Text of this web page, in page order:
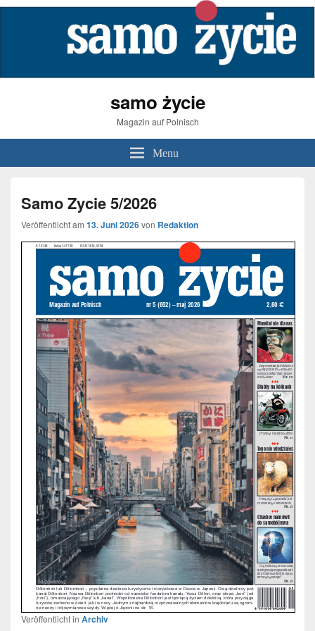
samo życie
Magazin auf Polnisch
Menu
Samo Zycie 5/2026
Veröffentlicht am 13. Juni 2026von Redaktion
Veröffentlicht in Archiv